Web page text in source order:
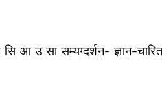
आ उ सा सम्यग्दर्शन- ज्ञान-